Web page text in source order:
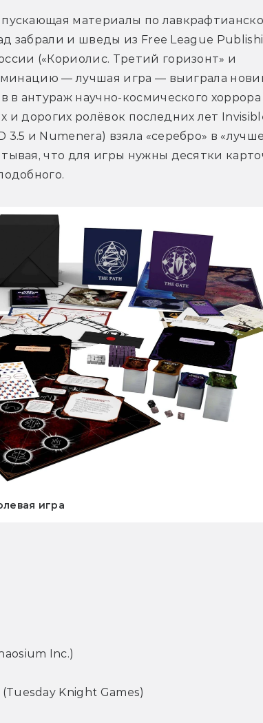
материалы по
забрали и шведы из Free League
(«Кориолис. Третий горизонт» и
— лучшая игра — выиграла
в антураж научно-космического хоррора
и дорогих ролёвок последних лет
и Numenera) взяла «серебро» в
что для игры нужны десятки
игра
Inc.)
Knight Games)